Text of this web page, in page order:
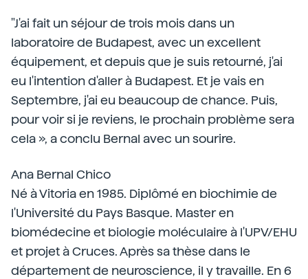
"J'ai fait un séjour de trois mois dans un
laboratoire de Budapest, avec un excellent
équipement, et depuis que je suis retourné, j'ai
eu l'intention d'aller à Budapest. Et je vais en
Septembre, j'ai eu beaucoup de chance. Puis,
pour voir si je reviens, le prochain problème sera
cela », a conclu Bernal avec un sourire.
Ana Bernal Chico
Né à Vitoria en 1985. Diplômé en biochimie de
l'Université du Pays Basque. Master en
biomédecine et biologie moléculaire à l'UPV/EHU
et projet à Cruces. Après sa thèse dans le
département de neuroscience, il y travaille. En 6